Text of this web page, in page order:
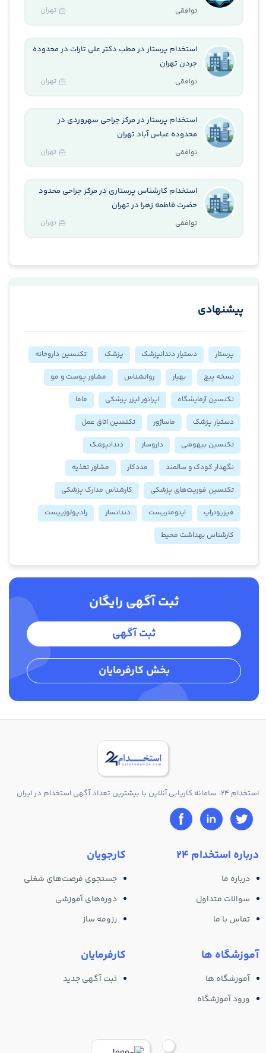
توافقی تهران
استخدام پرستار در مطب دکتر علی تارات در محدوده
جردن تهران
توافقی تهران
استخدام پرستار در مرکز جراحی سهروردی در
محدوده عباس آباد تهران
توافقی تهران
استخدام کارشناس پرستاری در مرکز جراحی محدود
حضرت فاطمه زهرا در تهران
توافقی تهران
پیشنهادی
پرستار دستیار دندانپزشک پزشک
تکنسین داروخانه
نسخه پیچ
بهیار روانشناس
مشاور پوست و مو
تکنسین آزمایشگاه
اپراتور لیزر پزشکی
ماما
دستیار پزشک
ماساژور
تکنسین اتاق عمل
تکنسین بیهوشی
داروساز
دندانپزشک
نگهدار کودک و سالمند
مددکار
مشاور تغذیه
تکنسین فوریت‌های پزشکی
کارشناس مدارک پزشکی
فیزیوتراپ
اپتومتریست دندانساز
رادیولوژییست
کارشناس بهداشت محیط
ثبت آگهی رایگان
ثبت آگهی
بخش کارفرمایان
استخدام 24: سامانه کاریابی آنلاین با بیشترین تعداد آگهی استخدام در ایران
درباره استخدام 24
درباره ما
سوالات متداول
تماس با ما
آموزشگاه ها
آموزشگاه ها
ورود آموزشگاه
کارجویان
جستجوی فرصت‌های شغلی
دوره‌های آموزشی
رزومه ساز
کارفرمایان
ثبت آگهی جدید